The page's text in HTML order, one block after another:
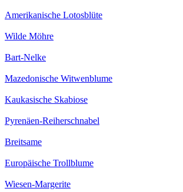
Amerikanische Lotosblüte
Wilde Möhre
Bart-Nelke
Mazedonische Witwenblume
Kaukasische Skabiose
Pyrenäen-Reiherschnabel
Breitsame
Europäische Trollblume
Wiesen-Margerite